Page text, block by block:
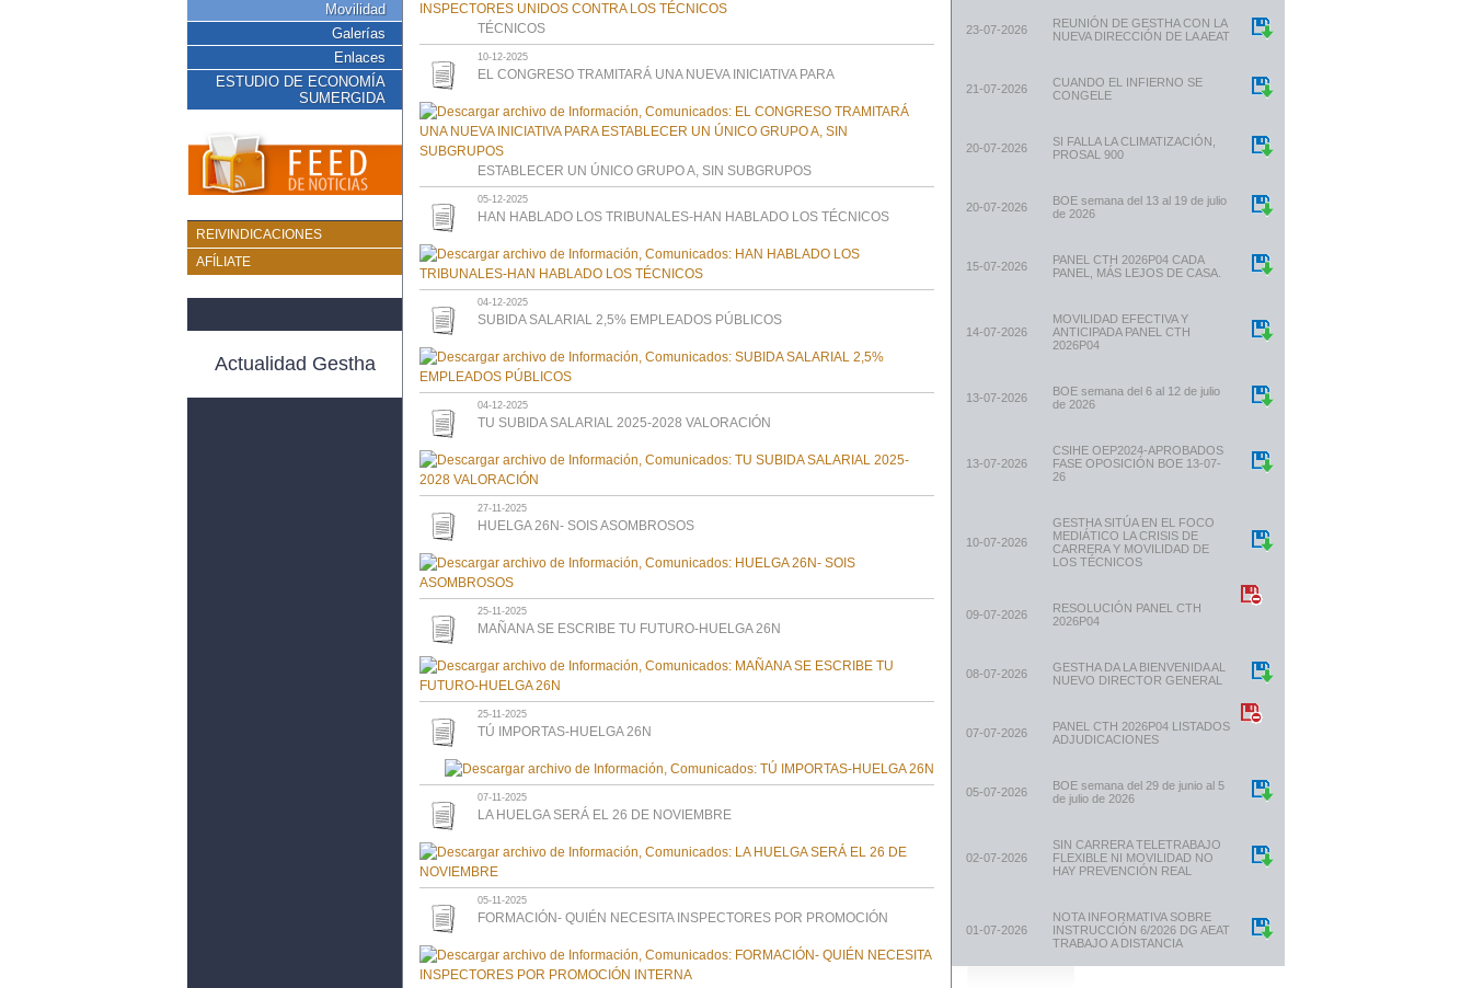
Movilidad
Galerías
Enlaces
ESTUDIO DE ECONOMÍA
SUMERGIDA
REIVINDICACIONES
AFÍLIATE
Actualidad Gestha
TÉCNICOS
10-12-2025
EL CONGRESO TRAMITARÁ UNA NUEVA INICIATIVA PARA
ESTABLECER UN ÚNICO GRUPO A, SIN SUBGRUPOS
05-12-2025
HAN HABLADO LOS TRIBUNALES-HAN HABLADO LOS TÉCNICOS
04-12-2025
SUBIDA SALARIAL 2,5% EMPLEADOS PÚBLICOS
04-12-2025
TU SUBIDA SALARIAL 2025-2028 VALORACIÓN
27-11-2025
HUELGA 26N- SOIS ASOMBROSOS
25-11-2025
MAÑANA SE ESCRIBE TU FUTURO-HUELGA 26N
25-11-2025
TÚ IMPORTAS-HUELGA 26N
07-11-2025
LA HUELGA SERÁ EL 26 DE NOVIEMBRE
05-11-2025
FORMACIÓN- QUIÉN NECESITA INSPECTORES POR PROMOCIÓN
23-07-2026
REUNIÓN DE GESTHA CON LA
NUEVA DIRECCIÓN DE LA AEAT
21-07-2026
CUANDO EL INFIERNO SE
CONGELE
20-07-2026
SI FALLA LA CLIMATIZACIÓN,
PROSAL 900
20-07-2026
BOE semana del 13 al 19 de julio
de 2026
15-07-2026
PANEL CTH 2026P04 CADA
PANEL, MÁS LEJOS DE CASA.
14-07-2026
MOVILIDAD EFECTIVA Y
ANTICIPADA PANEL CTH
2026P04
13-07-2026
BOE semana del 6 al 12 de julio
de 2026
13-07-2026
CSIHE OEP2024-APROBADOS
FASE OPOSICIÓN BOE 13-07-
26
10-07-2026
GESTHA SITÚA EN EL FOCO
MEDIÁTICO LA CRISIS DE
CARRERA Y MOVILIDAD DE
LOS TÉCNICOS
09-07-2026
RESOLUCIÓN PANEL CTH
2026P04
08-07-2026
GESTHA DA LA BIENVENIDA AL
NUEVO DIRECTOR GENERAL
07-07-2026
PANEL CTH 2026P04 LISTADOS
ADJUDICACIONES
05-07-2026
BOE semana del 29 de junio al 5
de julio de 2026
02-07-2026
SIN CARRERA TELETRABAJO
FLEXIBLE NI MOVILIDAD NO
HAY PREVENCIÓN REAL
01-07-2026
NOTA INFORMATIVA SOBRE
INSTRUCCIÓN 6/2026 DG AEAT
TRABAJO A DISTANCIA